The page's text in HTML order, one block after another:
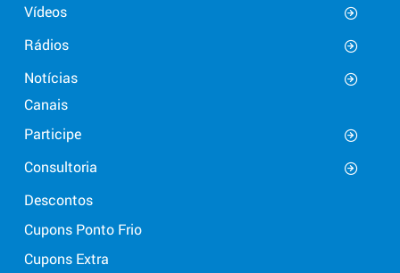
Vídeos
Rádios
Notícias
Canais
Participe
Consultoria
Descontos
Cupons Ponto Frio
Cupons Extra